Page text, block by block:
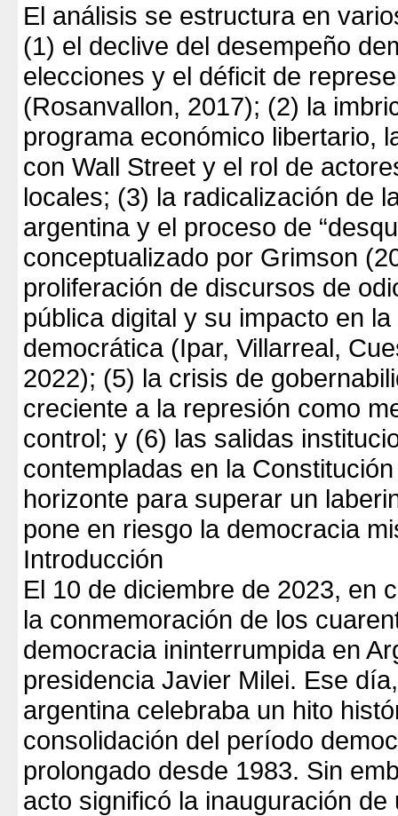
El análisis se estructura en
(1) el declive del desempeño
elecciones y el déficit de
(Rosanvallon, 2017); (2) la
programa económico libertario,
con Wall Street y el rol de
locales; (3) la radicalización de
argentina y el proceso de
conceptualizado por Grimson
proliferación de discursos de
pública digital y su impacto en
democrática (Ipar, Villarreal,
2022); (5) la crisis de
creciente a la represión como
control; y (6) las salidas
contempladas en la
horizonte para superar un
pone en riesgo la democracia
Introducción
El 10 de diciembre de 2023, en
la conmemoración de los
democracia ininterrumpida en
presidencia Javier Milei. Ese
argentina celebraba un hito
consolidación del período
prolongado desde 1983. Sin
acto significó la inauguración de